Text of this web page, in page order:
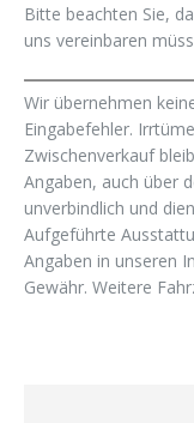
Bitte beachten Sie,
uns vereinbaren
Wir übernehmen
Eingabefehler.
Zwischenverkauf
Angaben, auch über
unverbindlich und
Aufgeführte
Angaben in unseren
Gewähr. Weitere